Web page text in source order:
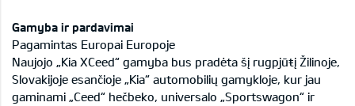
Gamyba ir pardavimai
Pagamintas Europai Europoje
Naujojo „Kia XCeed“ gamyba bus pradėta šį rugpjūŧį Žilinoje,
Slovakijoje esančioje „Kia“ automobilių gamykloje, kur jau
gaminami „Ceed“ hečbeko, universalo „Sportswagon“ ir